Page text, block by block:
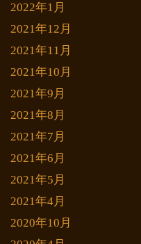
2022年1月
2021年12月
2021年11月
2021年10月
2021年9月
2021年8月
2021年7月
2021年6月
2021年5月
2021年4月
2020年10月